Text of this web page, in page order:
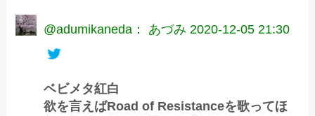
@adumikaneda： あづみ 2020-12-05 21:30
ベビメタ紅白
欲を言えばRoad of Resistanceを歌ってほ